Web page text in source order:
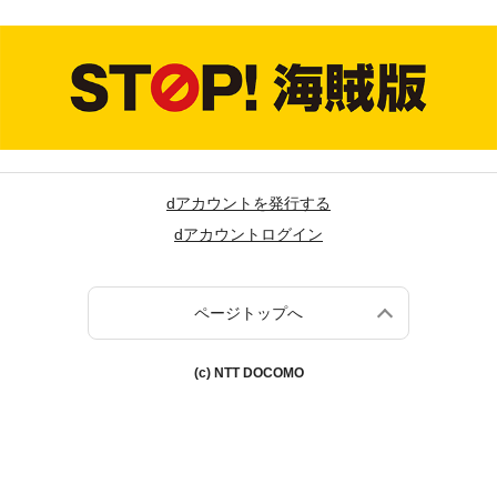
dアカウントを発行する
dアカウントログイン
ページトップへ
(c) NTT DOCOMO